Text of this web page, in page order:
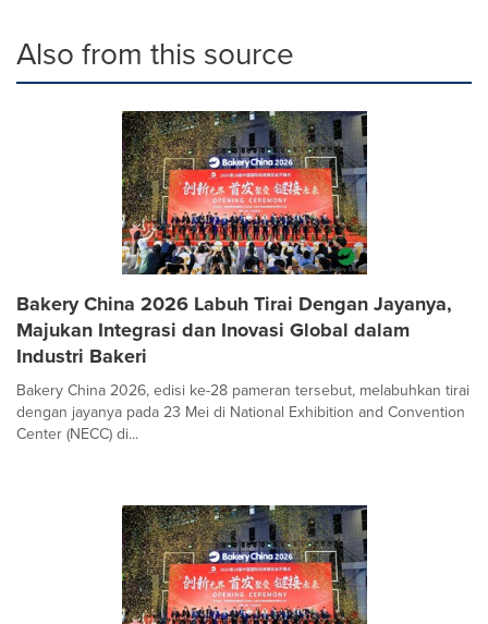
Also from this source
Bakery China 2026 Labuh Tirai Dengan Jayanya,
Majukan Integrasi dan Inovasi Global dalam
Industri Bakeri
Bakery China 2026, edisi ke-28 pameran tersebut, melabuhkan tirai
dengan jayanya pada 23 Mei di National Exhibition and Convention
Center (NECC) di...